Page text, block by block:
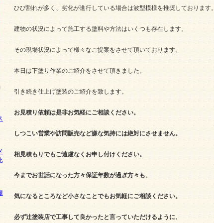
ひび割れが多く、劣化が進行している場合は波型模様を推奨しております。
建物の状況によって施工する塗料や方法はいくつも存在します。
その現場状況によって様々なご提案をさせて頂いております。
本日は下塗り作業のご紹介をさせて頂きました。
引き続き仕上げ塗装のご紹介を致します。
お見積り依頼は是非お気軽にご相談ください。
しつこい営業や訪問販売など嫌な気持には絶対にさせません。
相見積もりでもご遠慮なくお申し付けください。
今までお世話になった方々保証年数が過ぎ方々も、
気になるところなど小さなことでもお気軽にご相談ください。
必ず辻塗装店で工事して良かったと言っていただけるように、